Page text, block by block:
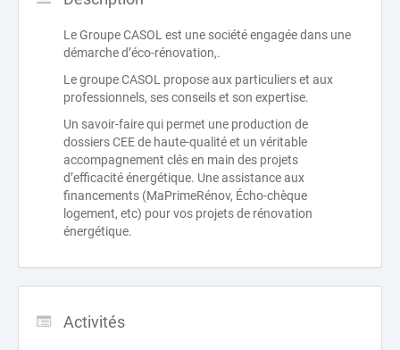
Le Groupe CASOL est une société engagée dans une
démarche d’éco-rénovation,.
Le groupe CASOL propose aux particuliers et aux
professionnels, ses conseils et son expertise.
Un savoir-faire qui permet une production de
dossiers CEE de haute-qualité et un véritable
accompagnement clés en main des projets
d’efficacité énergétique. Une assistance aux
financements (MaPrimeRénov, Écho-chèque
logement, etc) pour vos projets de rénovation
énergétique.
Activités